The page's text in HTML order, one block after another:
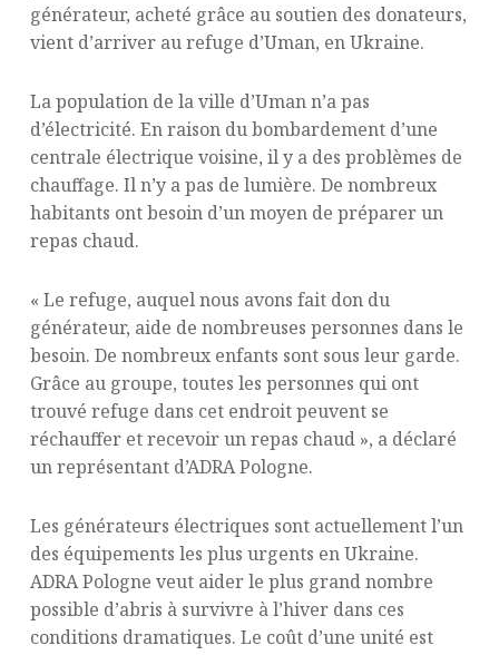
générateur, acheté grâce au soutien des donateurs,
vient d’arriver au refuge d’Uman, en Ukraine.
La population de la ville d’Uman n’a pas
d’électricité. En raison du bombardement d’une
centrale électrique voisine, il y a des problèmes de
chauffage. Il n’y a pas de lumière. De nombreux
habitants ont besoin d’un moyen de préparer un
repas chaud.
« Le refuge, auquel nous avons fait don du
générateur, aide de nombreuses personnes dans le
besoin. De nombreux enfants sont sous leur garde.
Grâce au groupe, toutes les personnes qui ont
trouvé refuge dans cet endroit peuvent se
réchauffer et recevoir un repas chaud », a déclaré
un représentant d’ADRA Pologne.
Les générateurs électriques sont actuellement l’un
des équipements les plus urgents en Ukraine.
ADRA Pologne veut aider le plus grand nombre
possible d’abris à survivre à l’hiver dans ces
conditions dramatiques. Le coût d’une unité est